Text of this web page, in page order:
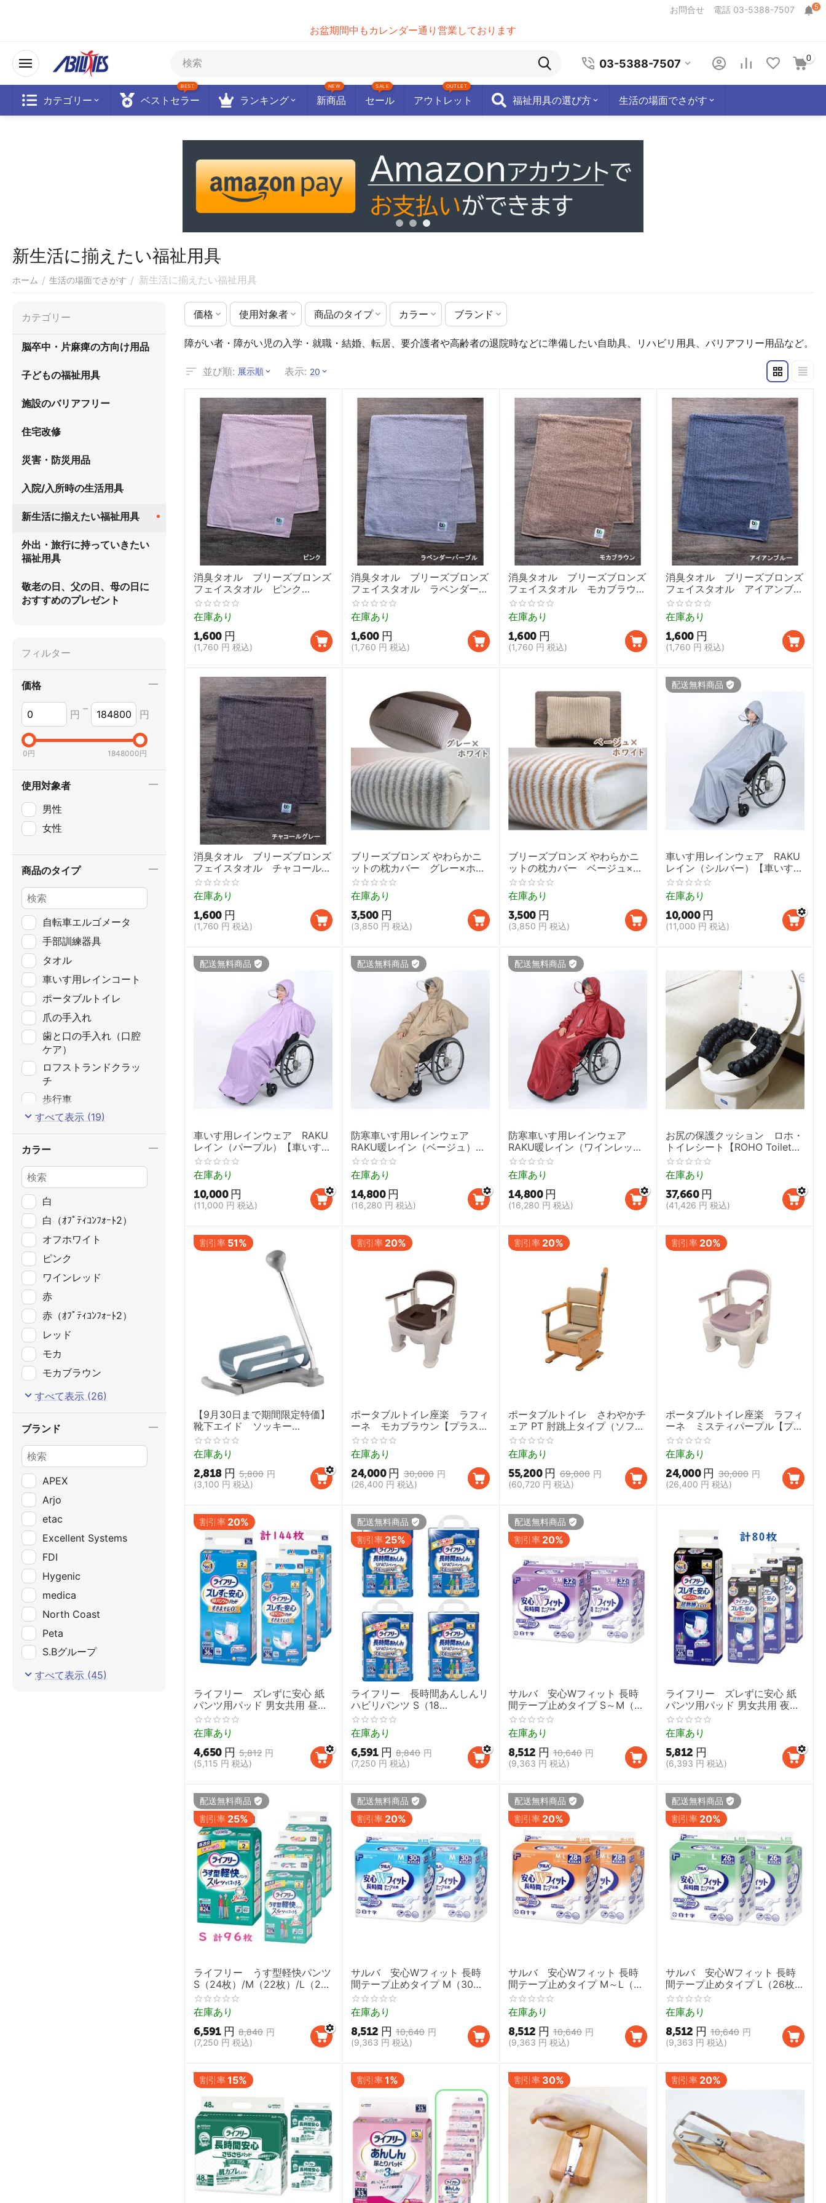
5
お問合せ 電話 03-5388-7507
お盆期間中もカレンダー通り営業しております
03-5388-7507 0
カテゴリー ベストセラー
BEST
ランキング 新商品
NEW
セール
SALE
アウトレット
OUTLET
福祉用具の選び方 生活の場面でさがす
新生活に揃えたい福祉用具
ホーム / 生活の場面でさがす / 新生活に揃えたい福祉用具
価格 使用対象者 商品のタイプ カラー ブランド
障がい者・障がい児の入学・就職・結婚、転居、要介護者や高齢者の退院時などに準備したい自助具、リハビリ用具、バリアフリー用品など。
並び順: 展示順 表示: 20
消臭タオル ブリーズブロンズ
フェイスタオル ピンク
【BreezeBronze T20 ライフリ
ング 介護用タオル 今治タオ
ル】
在庫あり
1,600 円
(1,760 円 税込)
消臭タオル ブリーズブロンズ
フェイスタオル ラベンダーパ
ープル【BreezeBronze T20 ラ
イフリング 介護用タオル 今治
タオル】
在庫あり
1,600 円
(1,760 円 税込)
消臭タオル ブリーズブロンズ
フェイスタオル モカブラウン
【BreezeBronze T20 ライフリ
ング 介護用タオル 今治タオ
ル】
在庫あり
1,600 円
(1,760 円 税込)
消臭タオル ブリーズブロンズ
フェイスタオル アイアンブル
ー【BreezeBronze T20 ライフ
リング 介護用タオル 今治タオ
ル】
在庫あり
1,600 円
(1,760 円 税込)
消臭タオル ブリーズブロンズ
フェイスタオル チャコールグ
レー【BreezeBronze T20 ライ
フリング 介護用タオル 今治タ
オル】
在庫あり
1,600 円
(1,760 円 税込)
ブリーズブロンズ やわらかニ
ットの枕カバー グレー×ホワ
イト【寝汗 消臭枕カバー 今治
タオル ライフリング】
在庫あり
3,500 円
(3,850 円 税込)
ブリーズブロンズ やわらかニ
ットの枕カバー ベージュ×ホ
ワイト【寝汗 消臭枕カバー 今
治タオル ライフリング】
在庫あり
3,500 円
(3,850 円 税込)
配送無料商品
車いす用レインウェア RAKU
レイン（シルバー）【車いすレ
インコート,カバーオール】
在庫あり
10,000 円
(11,000 円 税込)
配送無料商品
車いす用レインウェア RAKU
レイン（パープル）【車いすレ
インコート,カバーオール】
在庫あり
10,000 円
(11,000 円 税込)
配送無料商品
防寒車いす用レインウェア
RAKU暖レイン（ベージュ）
【車いすレインコート,カバー
オール】
在庫あり
14,800 円
(16,280 円 税込)
配送無料商品
防寒車いす用レインウェア
RAKU暖レイン（ワインレッ
ド）【車いすレインコート,カ
バーオール】
在庫あり
14,800 円
(16,280 円 税込)
お尻の保護クッション ロホ・
トイレシート【ROHO Toilet
Seat】
在庫あり
37,660 円
(41,426 円 税込)
割引率 51%
【9月30日まで期間限定特価】
靴下エイド ソッキー
【Sockee 靴下補助具 くつした
エイド ソックスエイド】
在庫あり
5,800 円
2,818 円
(3,100 円 税込)
割引率 20%
ポータブルトイレ座楽 ラフィ
ーネ モカブラウン【プラスチ
ック便座】
在庫あり
30,000 円
24,000 円
(26,400 円 税込)
割引率 20%
ポータブルトイレ さわやかチ
ェア PT 肘跳上タイプ（ソフト
便座）ウチエ 8225 ダンパーな
し コンパクト
在庫あり
69,000 円
55,200 円
(60,720 円 税込)
割引率 20%
ポータブルトイレ座楽 ラフィ
ーネ ミスティパープル【プラ
スチック便座】
在庫あり
30,000 円
24,000 円
(26,400 円 税込)
割引率 20%
ライフリー ズレずに安心 紙
パンツ用パッド 男女共用 昼用
（36枚）/長時間用（20枚）4
袋セット 1ケース【尿とりパッ
ド 吸水パッド 大人用紙おむつ
介護用オムツ 失禁 尿もれ ユニ
チャーム】
在庫あり
5,812 円
4,650 円
(5,115 円 税込)
配送無料商品
割引率 25%
ライフリー 長時間あんしんリ
ハビリパンツ S（18
枚）/M（16枚）/L（14
枚）/LL（12枚）4袋セット 1ケ
ース【大人用紙おむつ 介護用
オムツ 失禁 尿もれ ユニチャー
ム】
在庫あり
8,840 円
6,591 円
(7,250 円 税込)
配送無料商品
割引率 20%
サルバ 安心Wフィット 長時
間テープ止めタイプ S～M（32
枚）2袋セット 1ケース【男女
共用 介護用オムツ テープタイ
プおむつ 失禁 尿ケア 尿もれ
白十字】
在庫あり
10,640 円
8,512 円
(9,363 円 税込)
ライフリー ズレずに安心 紙
パンツ用パッド 男女共用 夜用
（20枚）/夜用スーパー（16
枚）4袋セット 1ケース【尿と
りパッド 吸水パッド 大人用紙
おむつ 介護用オムツ 失禁 尿も
れ ユニチャーム】
在庫あり
5,812 円
(6,393 円 税込)
配送無料商品
割引率 25%
ライフリー うす型軽快パンツ
S（24枚）/M（22枚）/L（20
枚）/LL（18枚）4袋セット 1ケ
ース【大人用紙おむつ 介護用
オムツ 失禁 尿ケア 尿もれ 薄
型軽快パンツ ユニチャーム】
在庫あり
8,840 円
6,591 円
(7,250 円 税込)
配送無料商品
割引率 20%
サルバ 安心Wフィット 長時
間テープ止めタイプ M（30
枚）2袋セット 1ケース【男女
共用 介護用オムツ テープタイ
プおむつ 失禁 尿ケア 尿もれ
白十字】
在庫あり
10,640 円
8,512 円
(9,363 円 税込)
配送無料商品
割引率 20%
サルバ 安心Wフィット 長時
間テープ止めタイプ M～L（28
枚）2袋セット 1ケース【男女
共用 介護用オムツ テープタイ
プおむつ 失禁 尿ケア 尿もれ
白十字】
在庫あり
10,640 円
8,512 円
(9,363 円 税込)
配送無料商品
割引率 20%
サルバ 安心Wフィット 長時
間テープ止めタイプ L（26枚）
2袋セット 1ケース【男女共用
介護用オムツ テープタイプお
むつ 失禁 尿ケア 尿もれ 白十
字】
在庫あり
10,640 円
8,512 円
(9,363 円 税込)
割引率15% 割引率1% 割引率 30% 割引率 20%
カテゴリー
脳卒中・片麻痺の方向け用品
子どもの福祉用具
施設のバリアフリー
住宅改修
災害・防災用品
入院/入所時の生活用具
新生活に揃えたい福祉用具
外出・旅行に持っていきたい
福祉用具
敬老の日、父の日、母の日に
おすすめのプレゼント
フィルター
価格
円 – 円
0円 1848000円
使用対象者
男性
女性
商品のタイプ
自転車エルゴメータ
手部訓練器具
タオル
車いす用レインコート
ポータブルトイレ
爪の手入れ
歯と口の手入れ（口腔
ケア）
ロフストランドクラッ
チ
歩行車
シニアカー
ション
床走行リフト
据置型リフト
寝具
椅子
固定用スロープ
飲み物用具
皿と碗
すべて表示 (19)
カラー
白
白（ｵﾌﾟﾃｨｺﾝﾌｫｰﾄ2）
オフホワイト
ピンク
ワインレッド
赤
赤（ｵﾌﾟﾃｨｺﾝﾌｫｰﾄ2）
レッド
モカ
モカブラウン
ベージュ
グリーン
アイアンブルー
ブルー
ラベンダー
ラベンダーパープル
パープル
ミスティパープル
紫
紫（ｵﾌﾟﾃｨｺﾝﾌｫｰﾄ2）
シルバー
チャコールグレー
ブラック
黒
黒（ｵﾌﾟﾃｨｺﾝﾌｫｰﾄ2）
すべて表示 (26)
ブランド
APEX
Arjo
etac
Excellent Systems
FDI
Hygenic
medica
North Coast
Peta
S.Bグループ
Spilerdug
すべて表示 (45)